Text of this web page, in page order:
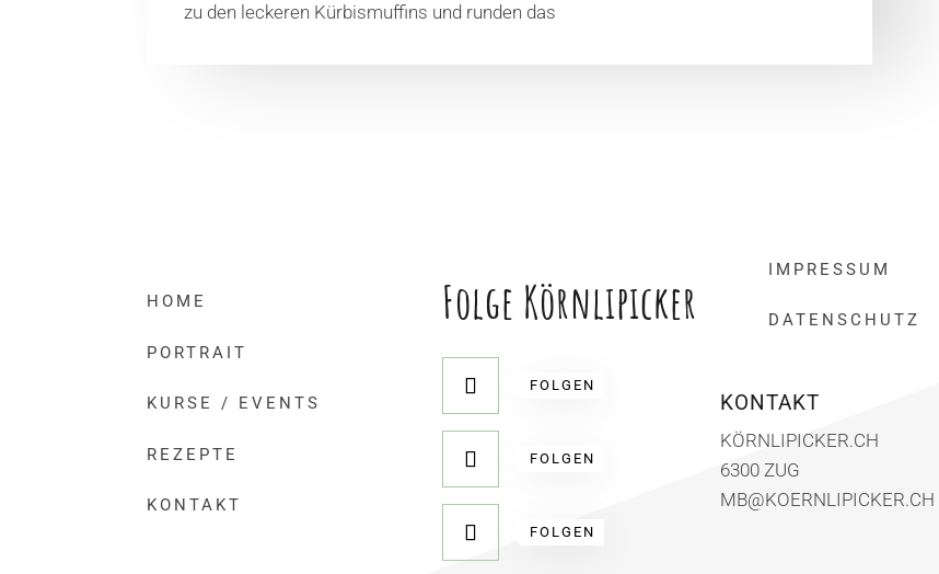
zu den leckeren Kürbismuffins und runden das
HOME
PORTRAIT
KURSE / EVENTS
REZEPTE
KONTAKT
Folge Körnlipicker
FOLGEN
FOLGEN
FOLGEN
IMPRESSUM
DATENSCHUTZ
KONTAKT
KÖRNLIPICKER.CH
6300 ZUG
MB@KOERNLIPICKER.CH